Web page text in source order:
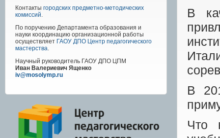
Контакты городских предметно-методических
комиссий.
По поручению Департамента образования и
науки координацию организационной работы
осуществляет ГАОУ ДПО Центр педагогического
мастерства.
Научный руководитель ГАОУ ДПО ЦПМ
Иван Валериевич Ященко
iv@mosolymp.ru
В
В
Что